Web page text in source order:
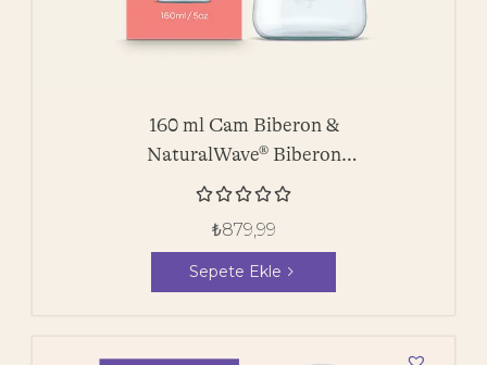
160 ml Cam Biberon &
NaturalWave® Biberon
Emziği

₺879,99
Sepete Ekle